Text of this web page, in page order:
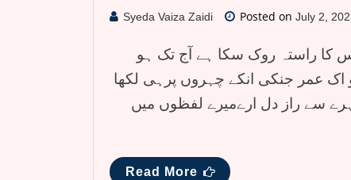
Syeda Vaiza Zaidi Posted on July 2,
کا راستہ روک سکا ہے آج تک ہو
اک عمر جنکی انکے چہروں پرہی لکھا
سے راز دل ارےمیرے لفظوں میں
Read More